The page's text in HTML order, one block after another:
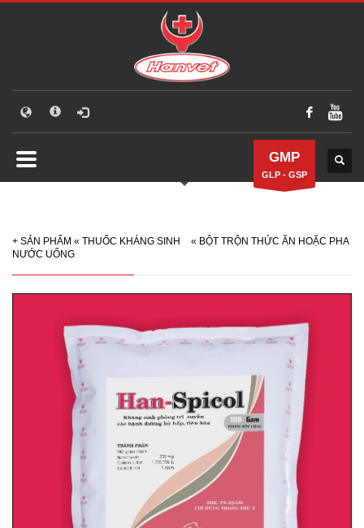
GMP
GLP - GSP
+ SẢN PHẨM « THUỐC KHÁNG SINH « BỘT TRỘN THỨC ĂN HOẶC PHA
NƯỚC UỐNG